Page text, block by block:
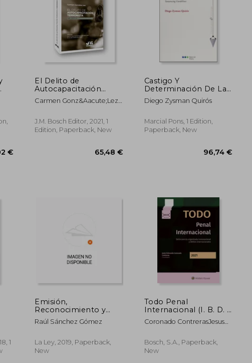
El Delito de
Autocapacitación
Terrorista (Art. 575. 2
cp) (in Spanish)
Carmen Gonz&Aacute;Lez
J.M. Bosch Editor, 2021, 1
Edition, Paperback, New
Castigo Y
Determinación De La
Pena En Los Estados
Unidos (in Spanish)
Diego Zysman Quirós
Marcial Pons, 1 Edition,
Paperback, New
1
Emisión,
Reconocimiento y
Ejecución de la Orden
Europea de
Spanish)
Raúl Sánchez Gómez
La Ley, 2019, Paperback,
New
Todo Penal
Internacional (I. B. D. )
(in Spanish)
Coronado ContrerasJesus
Bosch, S.A., Paperback,
New